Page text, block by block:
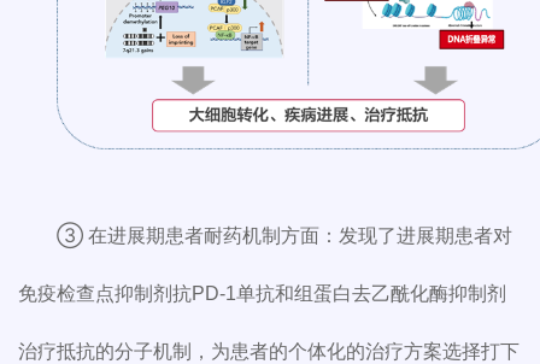
③ 在进展期患者耐药机制方面：发现了进展期患者对
免疫检查点抑制剂抗PD-1单抗和组蛋白去乙酰化酶抑制剂
治疗抵抗的分子机制，为患者的个体化的治疗方案选择打下